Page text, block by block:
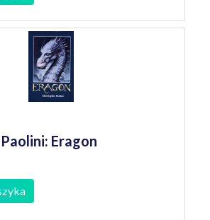
Eragon